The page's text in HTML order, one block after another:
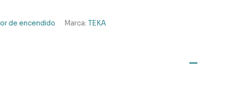
de encendido Marca:TEKA